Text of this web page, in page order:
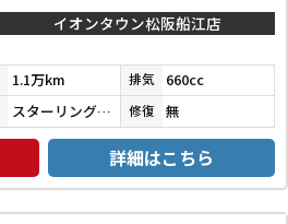
イオンタウン松阪船江店
1.1万km 排気 660cc
スターリングシルバーメタリック 修復 無
詳細はこちら